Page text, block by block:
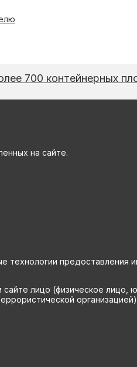
700 контейнерных
на сайте.
предоставления
лицо (физическое лицо,